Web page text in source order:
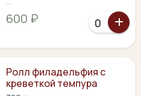
600 ₽
Ролл филадельфия с
креветкой темпура